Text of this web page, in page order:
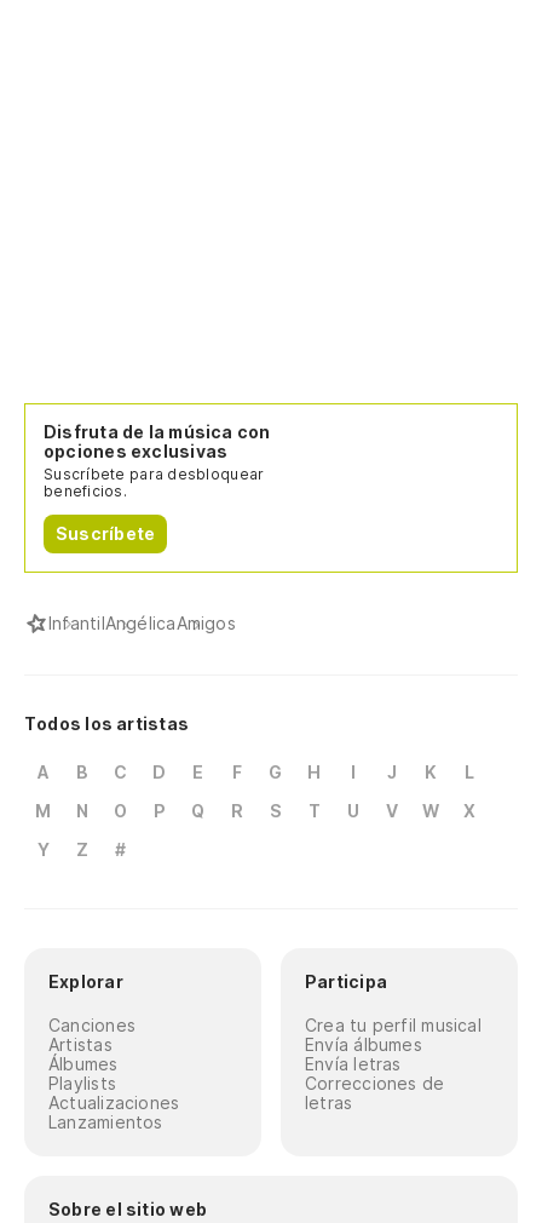
Disfruta de la música con
opciones exclusivas
Suscríbete para desbloquear
beneficios.
Suscríbete
InfantilAngélicaAmigos
Todos los artistas
A B C D E F G H I J K
L
M
N O P Q R S T U V W
X
Y
Z #
Explorar
Canciones
Artistas
Álbumes
Playlists
Actualizaciones
Lanzamientos
Participa
Crea tu perfil musical
Envía álbumes
Envía letras
Correcciones de
letras
Sobre el sitio web